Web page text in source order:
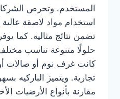
المستخدم. وتحرص
استخدام مواد لاصقة
تضمن نتائج مثالية. كما
حلولًا متنوعة تناسب
كانت غرف نوم أو صالات
تجارية. ويتميز الباركيه
مقارنة بأنواع الأرضيات